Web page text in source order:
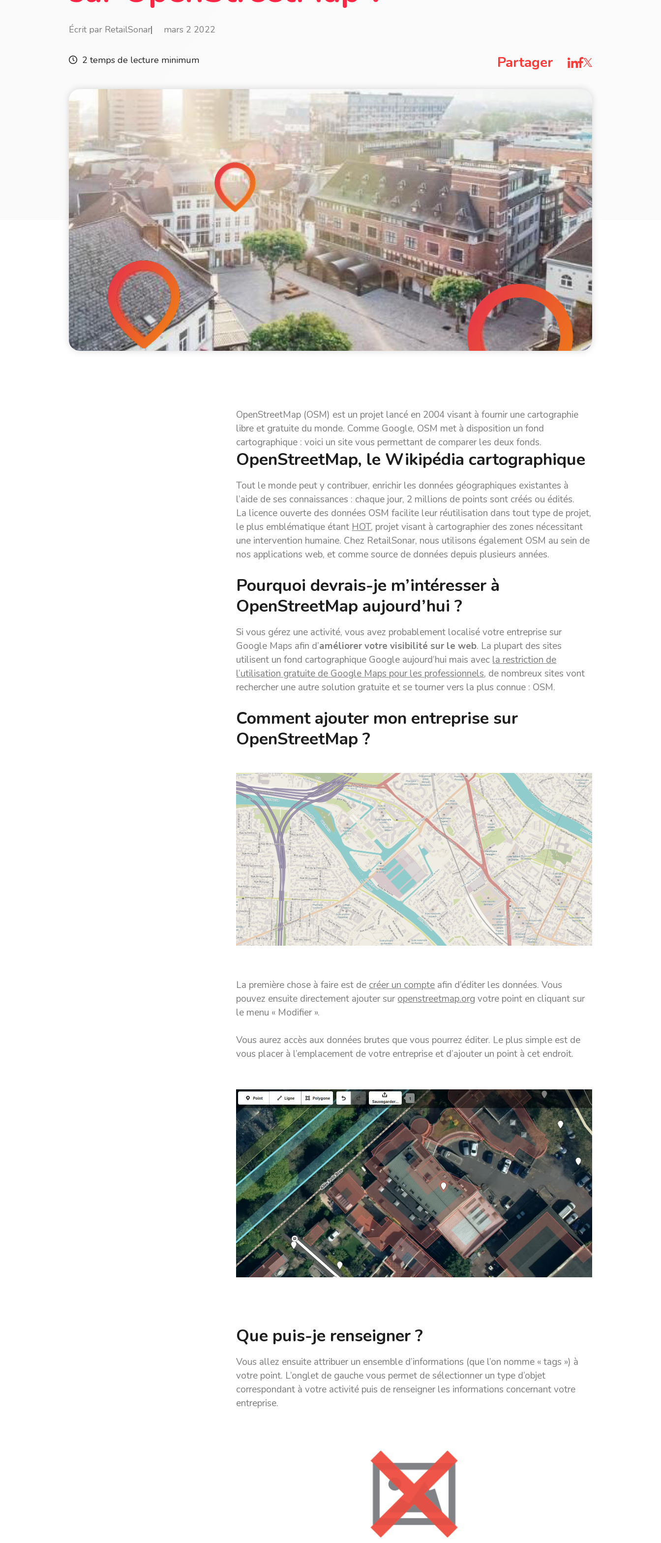
Écrit par RetailSonar mars 2 2022
2 temps de lecture minimum Partager
OpenStreetMap (OSM) est un projet lancé en 2004 visant à fournir une cartographie
libre et gratuite du monde. Comme Google, OSM met à disposition un fond
cartographique : voici un site vous permettant de comparer les deux fonds.
OpenStreetMap, le Wikipédia cartographique
Tout le monde peut y contribuer, enrichir les données géographiques existantes à
l’aide de ses connaissances : chaque jour, 2 millions de points sont créés ou édités.
La licence ouverte des données OSM facilite leur réutilisation dans tout type de projet,
le plus emblématique étant HOT, projet visant à cartographier des zones nécessitant
une intervention humaine. Chez RetailSonar, nous utilisons également OSM au sein de
nos applications web, et comme source de données depuis plusieurs années.
Pourquoi devrais-je m’intéresser à
OpenStreetMap aujourd’hui ?
Si vous gérez une activité, vous avez probablement localisé votre entreprise sur
Google Maps afin d’améliorer votre visibilité sur le web. La plupart des sites
utilisent un fond cartographique Google aujourd’hui mais avec la restriction de
l’utilisation gratuite de Google Maps pour les professionnels, de nombreux sites vont
rechercher une autre solution gratuite et se tourner vers la plus connue : OSM.
Comment ajouter mon entreprise sur
OpenStreetMap ?
La première chose à faire est de créer un compte afin d’éditer les données. Vous
pouvez ensuite directement ajouter sur openstreetmap.org votre point en cliquant sur
le menu « Modifier ».
Vous aurez accès aux données brutes que vous pourrez éditer. Le plus simple est de
vous placer à l’emplacement de votre entreprise et d’ajouter un point à cet endroit.
Que puis-je renseigner ?
Vous allez ensuite attribuer un ensemble d’informations (que l’on nomme « tags ») à
votre point. L’onglet de gauche vous permet de sélectionner un type d’objet
correspondant à votre activité puis de renseigner les informations concernant votre
entreprise.